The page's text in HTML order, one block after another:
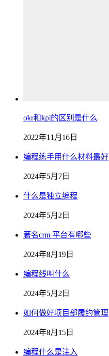
okr和kpi的区别是什么
2022年11月16日
编程练手用什么材料最好
2024年5月7日
什么是独立编程
2024年5月2日
著名crm 平台有哪些
2024年8月19日
编程线叫什么
2024年5月2日
如何做好项目部履约管理
2024年8月15日
编程什么是注入